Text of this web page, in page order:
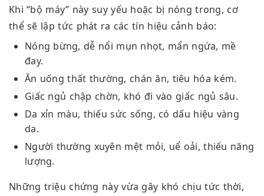
Khi “bộ máy” này suy yếu hoặc bị nóng trong, cơ
thể sẽ lập tức phát ra các tín hiệu cảnh báo:
Nóng bừng, dễ nổi mụn nhọt, mẩn ngứa, mề
đay.
Ăn uống thất thường, chán ăn, tiêu hóa kém.
Giấc ngủ chập chờn, khó đi vào giấc ngủ sâu.
Da xỉn màu, thiếu sức sống, có dấu hiệu vàng
da.
Người thường xuyên mệt mỏi, uể oải, thiếu năng
lượng.
Những triệu chứng này vừa gây khó chịu tức thời,